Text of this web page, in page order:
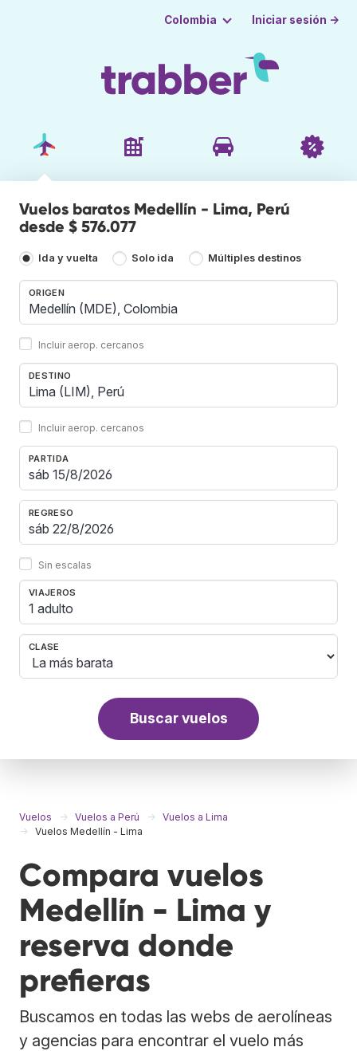
Colombia Iniciar sesión →
Vuelos baratos Medellín - Lima, Perú
desde $ 576.077
Ida y vuelta Solo ida Múltiples destinos
ORIGEN
Incluir aerop. cercanos
DESTINO
Incluir aerop. cercanos
PARTIDA
REGRESO
Sin escalas
VIAJEROS
1 adulto
CLASE
Buscar vuelos
Vuelos Vuelos a Perú
Vuelos a Lima
Vuelos Medellín - Lima
Compara vuelos
Medellín - Lima y
reserva donde
prefieras
Buscamos en todas las webs de aerolíneas
y agencias para encontrar el vuelo más